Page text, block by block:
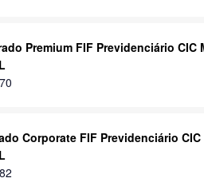
Premium FIF Previdenciário CIC
Corporate FIF Previdenciário